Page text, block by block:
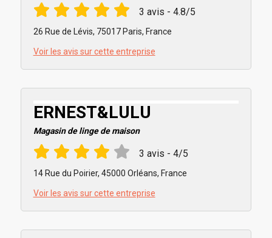
3 avis - 4.8/5
26 Rue de Lévis, 75017 Paris, France
Voir les avis sur cette entreprise
ERNEST&LULU
Magasin de linge de maison
3 avis - 4/5
14 Rue du Poirier, 45000 Orléans, France
Voir les avis sur cette entreprise